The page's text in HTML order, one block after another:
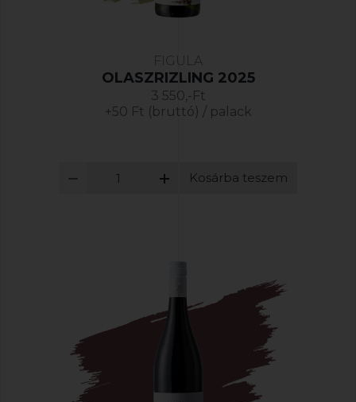
FIGULA
OLASZRIZLING 2025
3 550,-Ft
+50 Ft (bruttó) / palack
Kosárba teszem